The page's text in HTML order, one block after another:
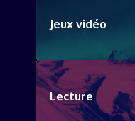
Jeux vidéo
Lecture